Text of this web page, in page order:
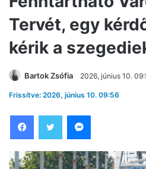
Tervét, egy
kérik a
Bartok Zsófia 2026, június 10.
Frissítve: 2026, június 10. 09:56